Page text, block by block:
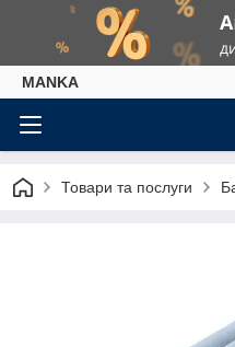
МАNKА
Товари та послуги